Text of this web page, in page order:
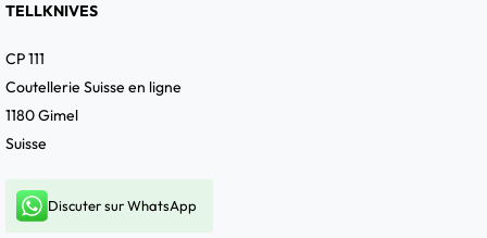
TELLKNIVES
CP 111
Coutellerie Suisse en ligne
1180 Gimel
Suisse
Discuter sur WhatsApp